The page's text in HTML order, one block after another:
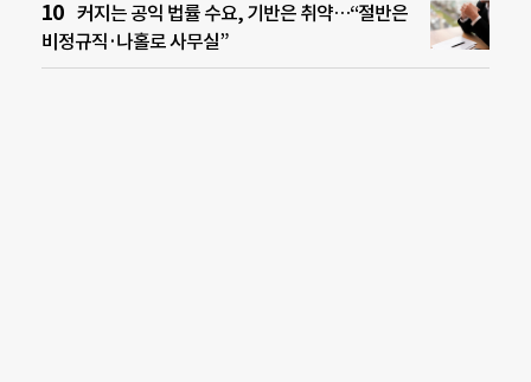
커지는 공익 법률 수요, 기반은 취약…“절반은
비정규직·나홀로 사무실”